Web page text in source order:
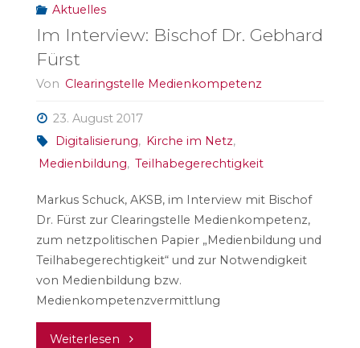
Aktuelles
Im Interview: Bischof Dr. Gebhard
Fürst
Von Clearingstelle Medienkompetenz
23. August 2017
Digitalisierung, Kirche im Netz,
Medienbildung, Teilhabegerechtigkeit
Markus Schuck, AKSB, im Interview mit Bischof
Dr. Fürst zur Clearingstelle Medienkompetenz,
zum netzpolitischen Papier „Medienbildung und
Teilhabegerechtigkeit“ und zur Notwendigkeit
von Medienbildung bzw.
Medienkompetenzvermittlung
Weiterlesen "Im